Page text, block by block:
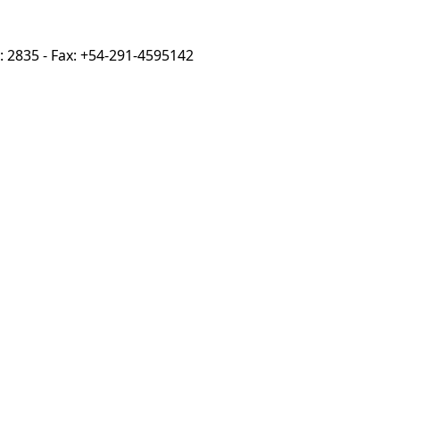
- Fax: +54-291-4595142